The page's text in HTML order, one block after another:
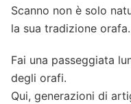
Scanno non è solo
la sua tradizione orafa.
Fai una passeggiata
degli orafi.
Qui, generazioni di